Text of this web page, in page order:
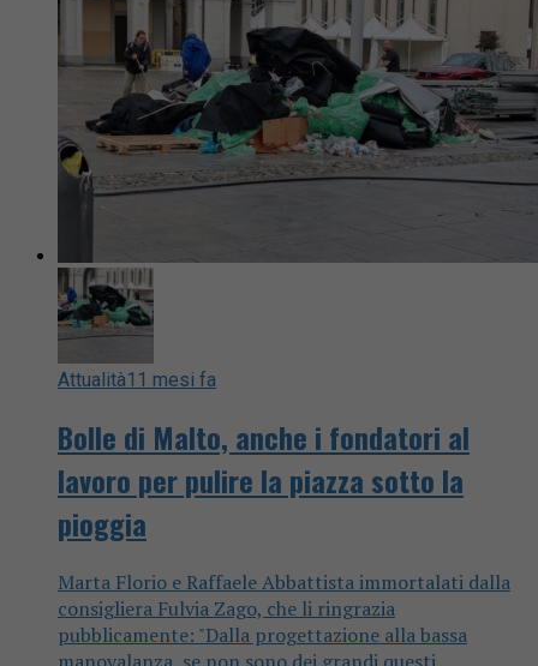
Attualità11 mesi fa
Bolle di Malto, anche i fondatori al
lavoro per pulire la piazza sotto la
pioggia
Marta Florio e Raffaele Abbattista immortalati dalla
consigliera Fulvia Zago, che li ringrazia
pubblicamente: "Dalla progettazione alla bassa